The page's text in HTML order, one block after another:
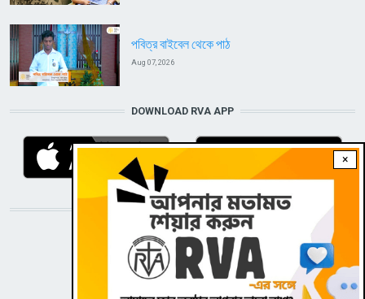
×
পবিত্র বাইবেল থেকে পাঠ
Aug 07, 2026
DOWNLOAD RVA APP
STAY CONNECTED WITH US!